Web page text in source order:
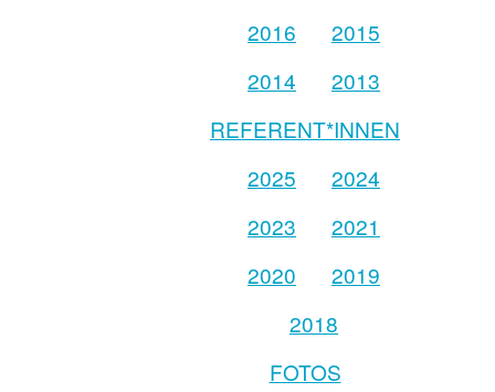
2016
2015
2014
2013
REFERENT*INNEN
2025
2024
2023
2021
2020
2019
2018
FOTOS